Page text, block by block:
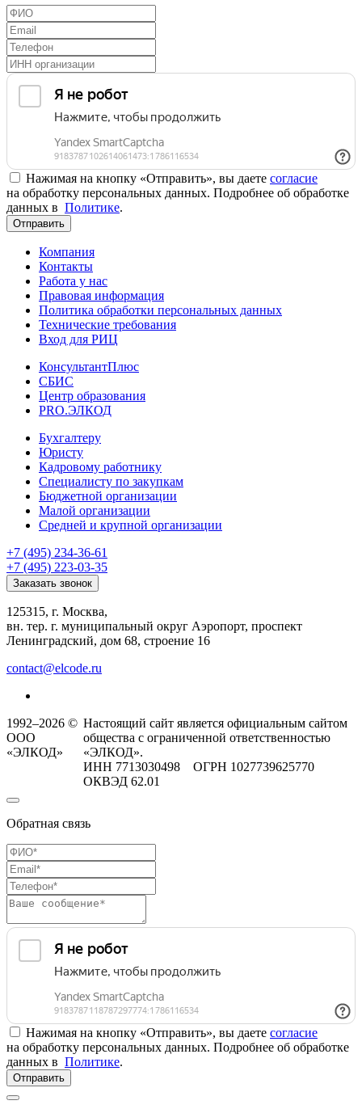
Нажимая на кнопку «Отправить», вы даете согласие
на обработку персональных данных. Подробнее об обработке
данных в Политике.
Отправить
Компания
Контакты
Работа у нас
Правовая информация
Политика обработки персональных данных
Технические требования
Вход для РИЦ
КонсультантПлюс
СБИС
Центр образования
PRO.ЭЛКОД
Бухгалтеру
Юристу
Кадровому работнику
Специалисту по закупкам
Бюджетной организации
Малой организации
Средней и крупной организации
+7 (495) 234-36-61
+7 (495) 223-03-35
Заказать звонок
125315, г. Москва,
вн. тер. г. муниципальный округ Аэропорт, проспект
Ленинградский, дом 68, строение 16
contact@elcode.ru
1992–2026 ©
ООО
«ЭЛКОД»
Настоящий сайт является официальным сайтом
общества с ограниченной ответственностью
«ЭЛКОД».
ИНН 7713030498 ОГРН 1027739625770
ОКВЭД 62.01
Обратная связь
Нажимая на кнопку «Отправить», вы даете согласие
на обработку персональных данных. Подробнее об обработке
данных в Политике.
Отправить